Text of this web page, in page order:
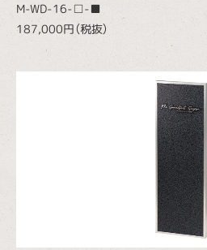
M-WD-16-□-■
187,000円（税抜）